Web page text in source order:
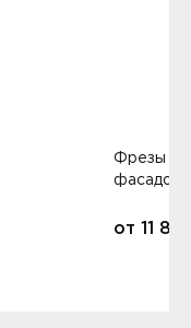
Фрезы
фасадов
от 11